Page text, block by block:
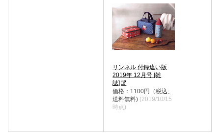
リンネル 付録違い版
2019年 12月号 [雑
誌]
価格：1100円（税込、
送料無料) (2019/10/15
時点)